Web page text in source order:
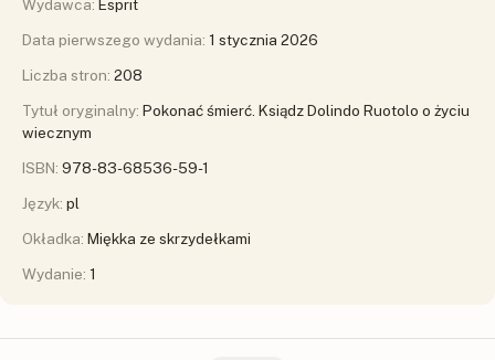
Wydawca: Esprit
Data pierwszego wydania: 1 stycznia 2026
Liczba stron: 208
Tytuł oryginalny: Pokonać śmierć. Ksiądz Dolindo Ruotolo o życiu
wiecznym
ISBN: 978-83-68536-59-1
Język: pl
Okładka: Miękka ze skrzydełkami
Wydanie: 1